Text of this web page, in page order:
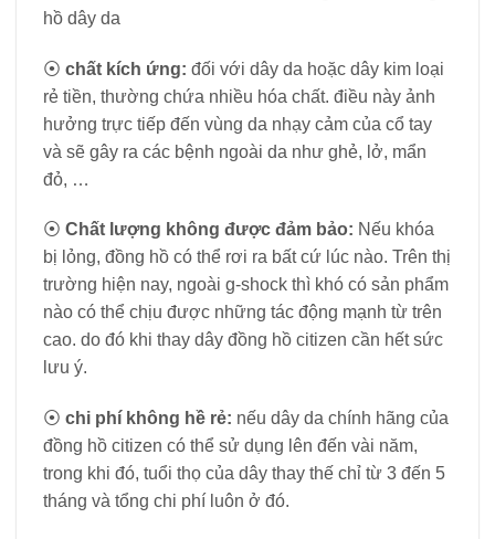
hồ dây da
⦿ chất kích ứng: đối với dây da hoặc dây kim loại
rẻ tiền, thường chứa nhiều hóa chất. điều này ảnh
hưởng trực tiếp đến vùng da nhạy cảm của cổ tay
và sẽ gây ra các bệnh ngoài da như ghẻ, lở, mẩn
đỏ, …
⦿ Chất lượng không được đảm bảo: Nếu khóa
bị lỏng, đồng hồ có thể rơi ra bất cứ lúc nào. Trên thị
trường hiện nay, ngoài g-shock thì khó có sản phẩm
nào có thể chịu được những tác động mạnh từ trên
cao. do đó khi thay dây đồng hồ citizen cần hết sức
lưu ý.
⦿ chi phí không hề rẻ: nếu dây da chính hãng của
đồng hồ citizen có thể sử dụng lên đến vài năm,
trong khi đó, tuổi thọ của dây thay thế chỉ từ 3 đến 5
tháng và tổng chi phí luôn ở đó.